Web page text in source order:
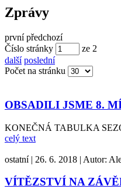
Zprávy
první předchozí
Číslo stránky
ze 2
další poslední
Počet na stránku
OBSADILI JSME 8.
KONEČNÁ TABULKA
celý text
ostatní | 26. 6. 2018 | Autor:
VÍTĚZSTVÍ NA